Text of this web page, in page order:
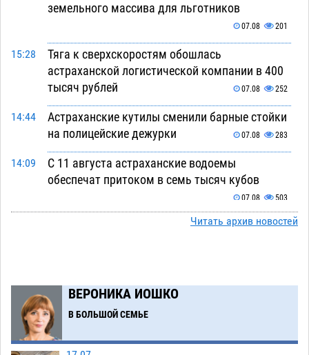
земельного массива для льготников
07.08 201
15:28
Тяга к сверхскоростям обошлась
астраханской логистической компании в 400
тысяч рублей
07.08 252
14:44
Астраханские кутилы сменили барные стойки
на полицейские дежурки
07.08 283
14:09
С 11 августа астраханские водоемы
обеспечат притоком в семь тысяч кубов
07.08 503
Астраханский аэропорт попробует отбиться
помойку
11:58
В Астрахани подросток угнал мотоцикл и
похитил чужие мобильник с банковскими
картами
Читать архив новостей
ВЕРОНИКА ИОШКО
В БОЛЬШОЙ СЕМЬЕ